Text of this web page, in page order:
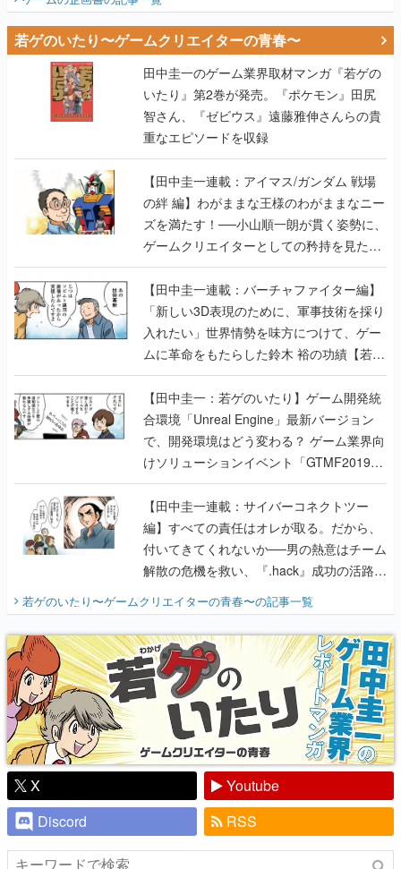
若ゲのいたり〜ゲームクリエイターの青春〜
田中圭一のゲーム業界取材マンガ『若ゲの
いたり』第2巻が発売。『ポケモン』田尻
智さん、『ゼビウス』遠藤雅伸さんらの貴
重なエピソードを収録
【田中圭一連載：アイマス/ガンダム 戦場
の絆 編】わがままな王様のわがままなニー
ズを満たす！──小山順一朗が貫く姿勢に、
ゲームクリエイターとしての矜持を見た
【若ゲのいたり最終回】
【田中圭一連載：バーチャファイター編】
「新しい3D表現のために、軍事技術を採り
入れたい」世界情勢を味方につけて、ゲー
ムに革命をもたらした鈴木 裕の功績【若ゲ
のいたり】
【田中圭一：若ゲのいたり】ゲーム開発統
合環境「Unreal Engine」最新バージョン
で、開発環境はどう変わる？ ゲーム業界向
けソリューションイベント「GTMF2019」
に行って、より理解を深めよう【PR】
【田中圭一連載：サイバーコネクトツー
編】すべての責任はオレが取る。だから、
付いてきてくれないか──男の熱意はチーム
解散の危機を救い、『.hack』成功の活路を
開く。業界の快男児・松山 洋に流れる血は
『少年ジャンプ』色だった【若ゲのいた
り】
若ゲのいたり〜ゲームクリエイターの青春〜の記事一覧
X
Youtube
Discord
RSS